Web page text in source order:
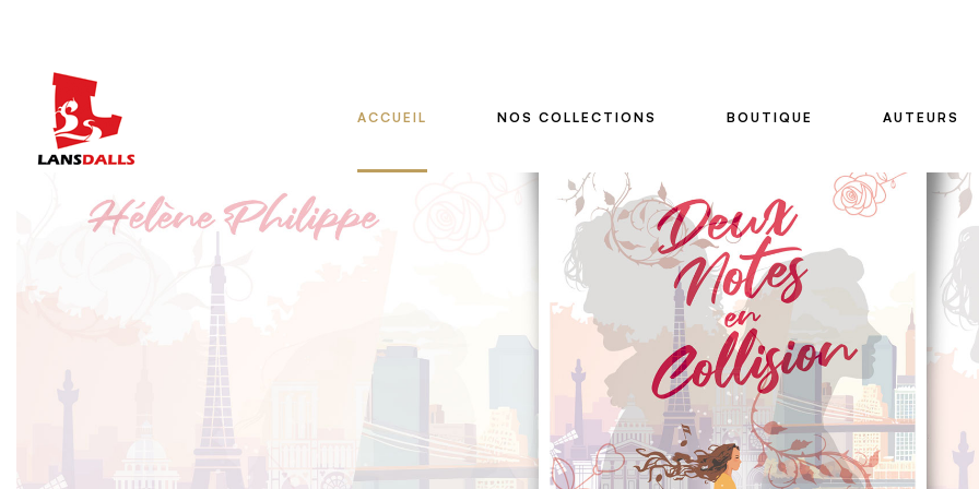
ACCUEIL NOS COLLECTIONS BOUTIQUE AUTEURS